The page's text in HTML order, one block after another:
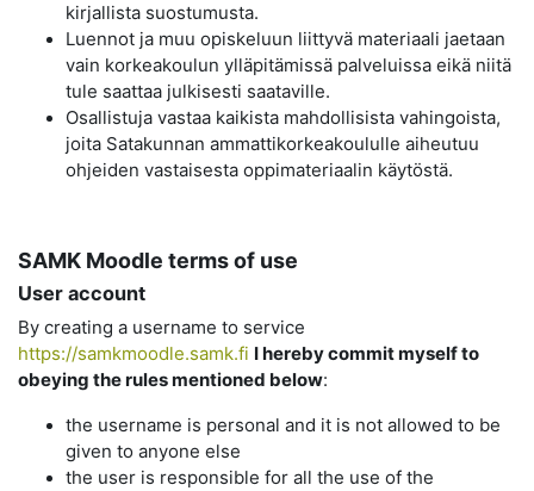
kirjallista suostumusta.
Luennot ja muu opiskeluun liittyvä materiaali jaetaan
vain korkeakoulun ylläpitämissä palveluissa eikä niitä
tule saattaa julkisesti saataville.
Osallistuja vastaa kaikista mahdollisista vahingoista,
joita Satakunnan ammattikorkeakoululle aiheutuu
ohjeiden vastaisesta oppimateriaalin käytöstä.
SAMK Moodle terms of use
User account
By creating a username to service
https://samkmoodle.samk.fi I hereby commit myself to
obeying the rules mentioned below:
the username is personal and it is not allowed to be
given to anyone else
the user is responsible for all the use of the